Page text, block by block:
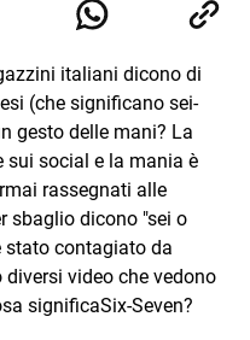
editoriali e agenzie di
nella scrittura di articoli
italiani dicono di
(che significano sei-
gesto delle mani? La
social e la mania è
rassegnati alle
sbaglio dicono "sei o
contagiato da
video che vedono
significaSix-Seven?